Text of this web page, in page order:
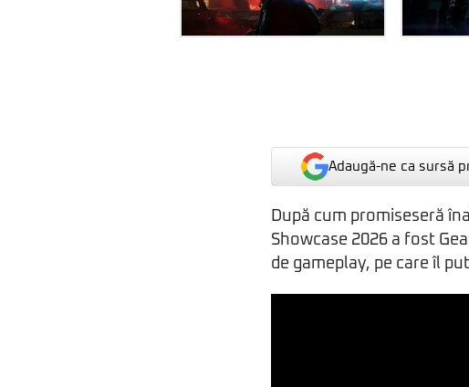
Adaugă-ne ca sursă
După cum promiseseră
Showcase 2026 a fost
de gameplay, pe care îl